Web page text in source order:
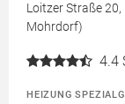
Loitzer Straße
Mohrdorf)
4.4
HEIZUNG